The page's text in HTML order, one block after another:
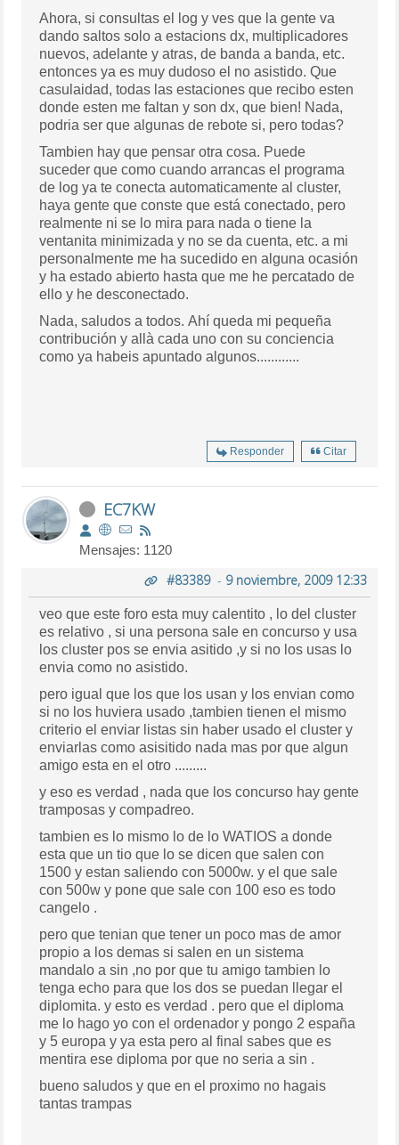
Ahora, si consultas el log y ves que la gente va
dando saltos solo a estacions dx, multiplicadores
nuevos, adelante y atras, de banda a banda, etc.
entonces ya es muy dudoso el no asistido. Que
casulaidad, todas las estaciones que recibo esten
donde esten me faltan y son dx, que bien! Nada,
podria ser que algunas de rebote si, pero todas?
Tambien hay que pensar otra cosa. Puede
suceder que como cuando arrancas el programa
de log ya te conecta automaticamente al cluster,
haya gente que conste que está conectado, pero
realmente ni se lo mira para nada o tiene la
ventanita minimizada y no se da cuenta, etc. a mi
personalmente me ha sucedido en alguna ocasión
y ha estado abierto hasta que me he percatado de
ello y he desconectado.
Nada, saludos a todos. Ahí queda mi pequeña
contribución y allà cada uno con su conciencia
como ya habeis apuntado algunos............
Responder Citar
EC7KW
Mensajes: 1120
#83389- 9 noviembre, 2009 12:33
veo que este foro esta muy calentito , lo del cluster
es relativo , si una persona sale en concurso y usa
los cluster pos se envia asitido ,y si no los usas lo
envia como no asistido.
pero igual que los que los usan y los envian como
si no los huviera usado ,tambien tienen el mismo
criterio el enviar listas sin haber usado el cluster y
enviarlas como asisitido nada mas por que algun
amigo esta en el otro .........
y eso es verdad , nada que los concurso hay gente
tramposas y compadreo.
tambien es lo mismo lo de lo WATIOS a donde
esta que un tio que lo se dicen que salen con
1500 y estan saliendo con 5000w. y el que sale
con 500w y pone que sale con 100 eso es todo
cangelo .
pero que tenian que tener un poco mas de amor
propio a los demas si salen en un sistema
mandalo a sin ,no por que tu amigo tambien lo
tenga echo para que los dos se puedan llegar el
diplomita. y esto es verdad . pero que el diploma
me lo hago yo con el ordenador y pongo 2 españa
y 5 europa y ya esta pero al final sabes que es
mentira ese diploma por que no seria a sin .
bueno saludos y que en el proximo no hagais
tantas trampas